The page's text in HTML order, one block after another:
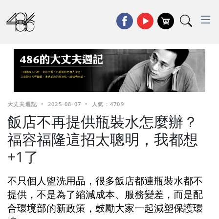
大丈夫週記 • 2025-08-07 • 人氣 : 4709
飯店不再提供瓶裝水怎麼辦？
福容福隆這招太聰明，我都想
+1了
不只個人盥洗用品，很多飯店都連瓶裝水都不
提供，不是為了縮減成本、服務變差，而是配
合環境部的新政策，鼓勵大家一起減塑保護環